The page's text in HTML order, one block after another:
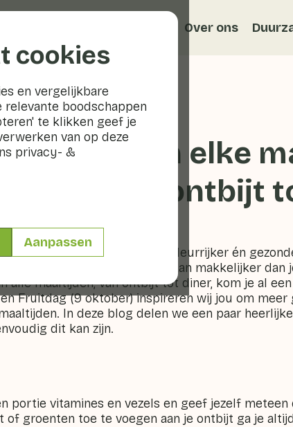
cookies
en vergelijkbare
boodschappen
te klikken geef je
van op deze
privacy- &
Aanpassen
Over ons
en fruit in elke
van ontbijt
elke maaltijd lekkerder, kleurrijker én
hoeveelheid per dag. Dat kan makkelijker
álle maaltijden, van ontbijt tot diner, kom je al
Fruitdag (9 oktober) inspireren wij jou om
In deze blog delen we een paar
dit kan zijn.
portie vitamines en vezels en geef jezelf
of groenten toe te voegen aan je ontbijt ga je